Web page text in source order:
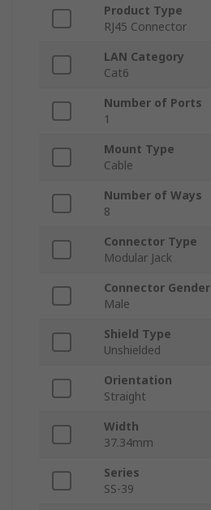
Product Type
RJ45 Connector
LAN Category
Cat6
Number of Ports
1
Mount Type
Cable
Number of Ways
8
Connector Type
Modular Jack
Connector Gender
Male
Shield Type
Unshielded
Orientation
Straight
Width
37.34mm
Series
SS-39